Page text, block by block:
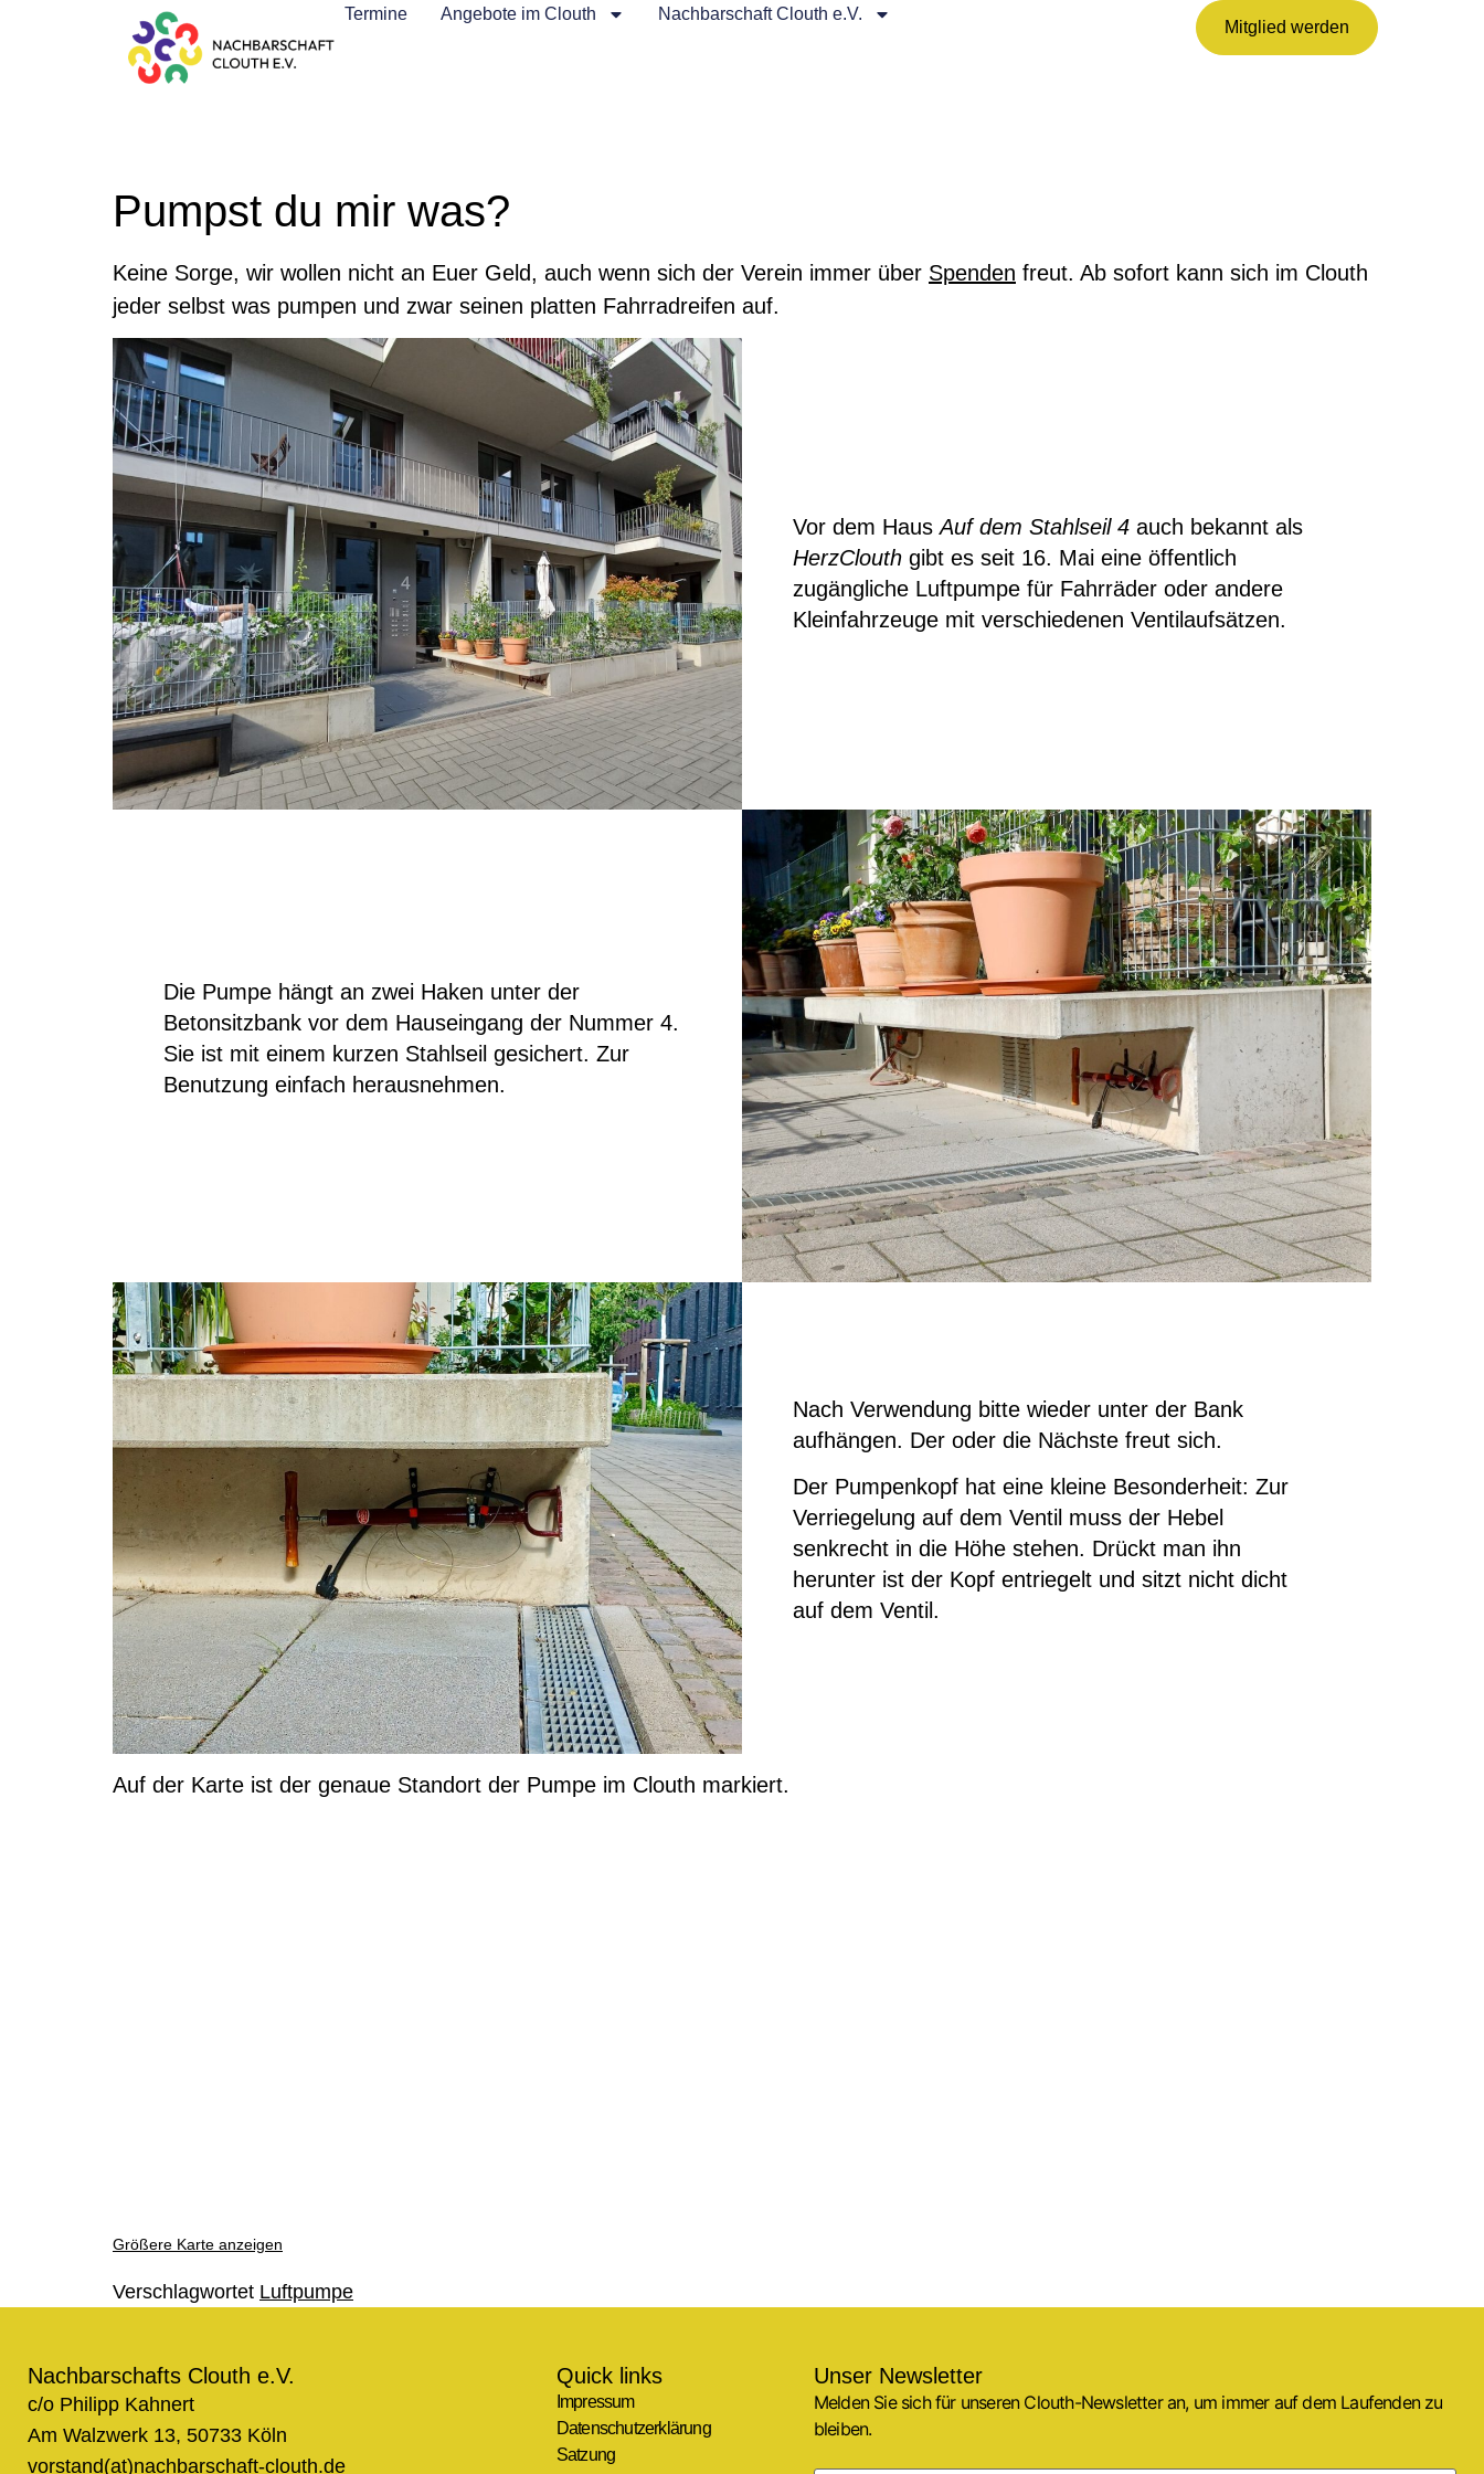
Termine Angebote im Clouth Nachbarschaft Clouth e.V.
Mitglied werden
Pumpst du mir was?
Keine Sorge, wir wollen nicht an Euer Geld, auch wenn sich der Verein immer über Spenden freut. Ab sofort kann sich im Clouth
jeder selbst was pumpen und zwar seinen platten Fahrradreifen auf.
Vor dem HausAuf dem Stahlseil 4auch bekannt als
HerzClouthgibt es seit 16. Mai eine öffentlich
zugängliche Luftpumpe für Fahrräder oder andere
Kleinfahrzeuge mit verschiedenen Ventilaufsätzen.
Die Pumpe hängt an zwei Haken unter der
Betonsitzbank vor dem Hauseingang der Nummer 4.
Sie ist mit einem kurzen Stahlseil gesichert. Zur
Benutzung einfach herausnehmen.
Nach Verwendung bitte wieder unter der Bank
aufhängen. Der oder die Nächste freut sich.
Der Pumpenkopf hat eine kleine Besonderheit: Zur
Verriegelung auf dem Ventil muss der Hebel
senkrecht in die Höhe stehen. Drückt man ihn
herunter ist der Kopf entriegelt und sitzt nicht dicht
auf dem Ventil.
Auf der Karte ist der genaue Standort der Pumpe im Clouth markiert.
Größere Karte anzeigen
Verschlagwortet Luftpumpe
Quick links
Impressum
Datenschutzerklärung
Satzung
Nachbarschafts Clouth e.V.
c/o Philipp Kahnert
Am Walzwerk 13, 50733 Köln
vorstand(at)nachbarschaft-clouth.de
Unser Newsletter
Melden Sie sich für unseren Clouth-Newsletter an, um immer auf dem Laufenden zu
bleiben.